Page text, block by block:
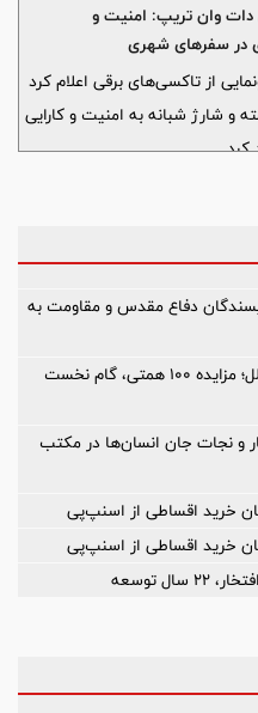
وان تریپ: امنیت و
در سفرهای شهری
از تاکسی‌های برقی اعلام کرد
و شارژ شبانه به امنیت و کارایی
دفاع مقدس و مقاومت به
چرخش بزرگ در مؤسسه اعتباری ملل؛ مزایده ۱۰۰ همتی، گام نخست
و نجات جان انسان‌ها در مکتب
خرید اقساطی از اسنپ‌پی
خرید اقساطی از اسنپ‌پی